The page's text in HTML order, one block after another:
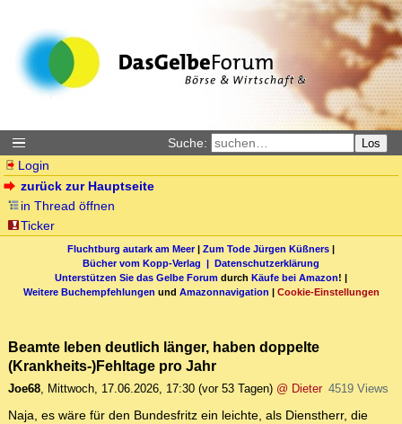
Suche: Los
Login
zurück zur Hauptseite
in Thread öffnen
Ticker
Fluchtburg autark am Meer| Zum Tode Jürgen Küßners |
Bücher vom Kopp-Verlag | Datenschutzerklärung
Unterstützen Sie das Gelbe Forum durch Käufe bei Amazon! |
Weitere Buchempfehlungen und Amazonnavigation | Cookie-Einstellungen
Beamte leben deutlich länger, haben doppelte
(Krankheits-)Fehltage pro Jahr
Joe68, Mittwoch, 17.06.2026, 17:30 (vor 53 Tagen) @ Dieter 4519 Views
Naja, es wäre für den Bundesfritz ein leichte, als Dienstherr, die